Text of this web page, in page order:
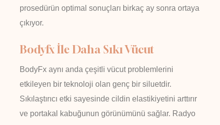
prosedürün optimal sonuçları birkaç ay sonra ortaya
çıkıyor.
Bodyfx İle Daha Sıkı Vücut
BodyFx aynı anda çeşitli vücut problemlerini
etkileyen bir teknoloji olan genç bir siluetdir.
Sıkılaştırıcı etki sayesinde cildin elastikiyetini arttırır
ve portakal kabuğunun görünümünü sağlar. Radyo